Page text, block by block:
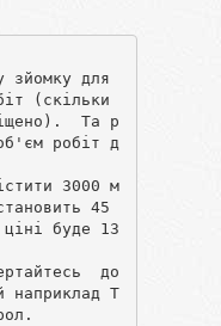
зйомку для
(скільки
Та р
робіт д
3000 м
45
буде 13
до
наприклад Т